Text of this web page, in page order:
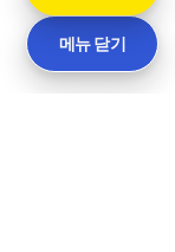
메뉴 닫기